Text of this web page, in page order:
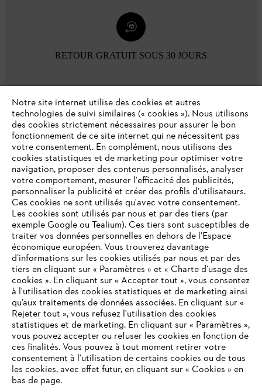
RETOUR GRATUIT SOUS 30 JOURS
L'Entreprise
Questions / Réponses
Service
Conditions Générales de Vente
VOTRE NAVIGATEUR INTERNET
N'EST PLUS PRIS EN CHARGE
Vous utilisez un navigateur Internet que nous ne prenons plus
en charge, et certaines fonctionnalités de notre site ne
peuvent fonctionner correctement. Pour une utilisation
Notre site internet utilise des cookies et autres
technologies de suivi similaires (« cookies »). Nous utilisons
des cookies strictement nécessaires pour assurer le bon
fonctionnement de ce site internet qui ne nécessitent pas
votre consentement. En complément, nous utilisons des
cookies statistiques et de marketing pour optimiser votre
navigation, proposer des contenus personnalisés, analyser
votre comportement, mesurer l'efficacité des publicités,
personnaliser la publicité et créer des profils d'utilisateurs.
Ces cookies ne sont utilisés qu'avec votre consentement.
Les cookies sont utilisés par nous et par des tiers (par
exemple Google ou Tealium). Ces tiers sont susceptibles de
traiter vos données personnelles en dehors de l'Espace
économique européen. Vous trouverez davantage
d’informations sur les cookies utilisés par nous et par des
tiers en cliquant sur « Paramètres » et « Charte d’usage des
cookies ». En cliquant sur « Accepter tout », vous consentez
à l'utilisation des cookies statistiques et de marketing ainsi
qu’aux traitements de données associées. En cliquant sur «
Rejeter tout », vous refusez l'utilisation des cookies
statistiques et de marketing. En cliquant sur « Paramètres »,
vous pouvez accepter ou refuser les cookies en fonction de
ces finalités. Vous pouvez à tout moment retirer votre
consentement à l'utilisation de certains cookies ou de tous
les cookies, avec effet futur, en cliquant sur « Cookies » en
bas de page.